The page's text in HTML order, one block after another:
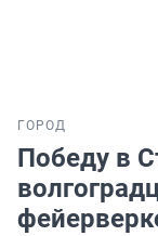
ГОРОД
Победу в